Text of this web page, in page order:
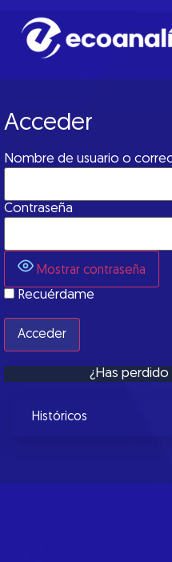
Acceder
Nombre de usuario o
Contraseña
Mostrar contraseña
Recuérdame
¿Has
Históricos